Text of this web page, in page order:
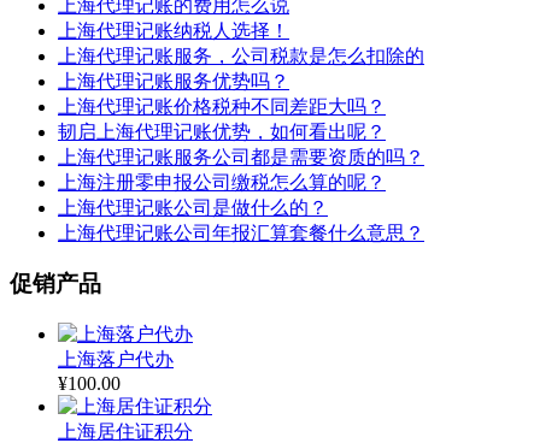
上海代理记账的费用怎么说
上海代理记账纳税人选择！
上海代理记账服务，公司税款是怎么扣除的
上海代理记账服务优势吗？
上海代理记账价格税种不同差距大吗？
韧启上海代理记账优势，如何看出呢？
上海代理记账服务公司都是需要资质的吗？
上海注册零申报公司缴税怎么算的呢？
上海代理记账公司是做什么的？
上海代理记账公司年报汇算套餐什么意思？
促销产品
上海落户代办
¥100.00
上海居住证积分